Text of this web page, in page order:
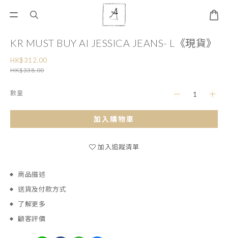
KR MUST BUY AI JESSICA JEANS- L《現貨》
HK$312.00
HK$338.00
數量
加入購物車
加入追蹤清單
商品描述
送貨及付款方式
了解更多
顧客評價